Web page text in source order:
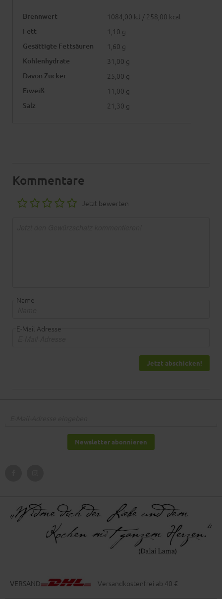
Brennwert 1084,00 kJ / 258,00 kcal
Fett 1,10 g
Gesättigte Fettsäuren 1,60 g
Kohlenhydrate 31,00 g
Davon Zucker 25,00 g
Eiweiß 11,00 g
Salz 21,30 g
Kommentare
Jetzt bewerten
Name
E-Mail Adresse
Jetzt abschicken!
Newsletter abonnieren
VERSAND Versandkostenfrei ab 40 €